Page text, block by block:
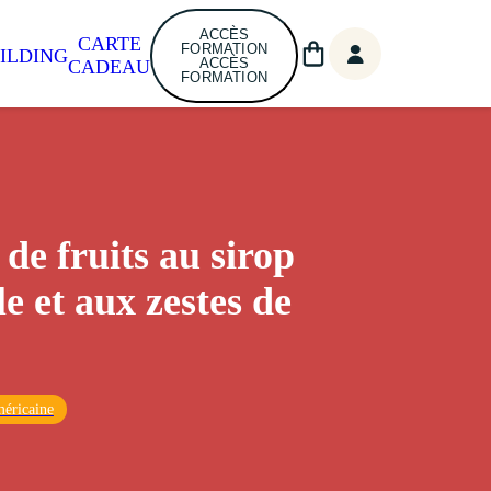
CARTE
CADEAU
ACCÈS
FORMATION
ACCÈS
FORMATION
de fruits au sirop
et aux zestes de